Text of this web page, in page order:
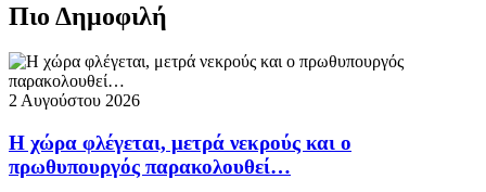
Πιο Δημοφιλή
2 Αυγούστου 2026
Η χώρα φλέγεται, μετρά νεκρούς και ο
πρωθυπουργός παρακολουθεί…